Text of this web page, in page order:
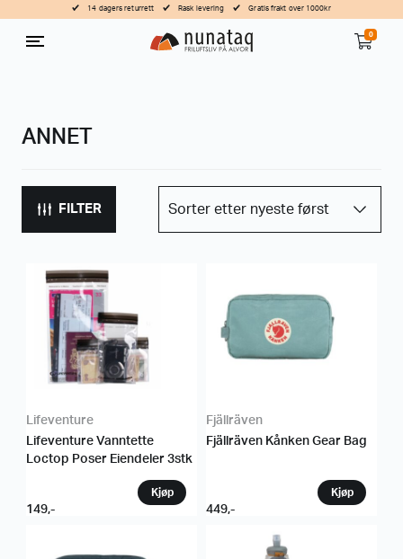
14 dagers returrett Rask levering Gratis frakt over 1000kr
0
ANNET
FILTER
Lifeventure
Lifeventure Vanntette
Loctop Poser Eiendeler 3stk
149,-
Fjällräven
Fjällräven Kånken Gear Bag
449,-